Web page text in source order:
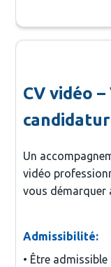
CV vidéo
Un
vidéo
vous démarquer
Admissibilité:
• Être